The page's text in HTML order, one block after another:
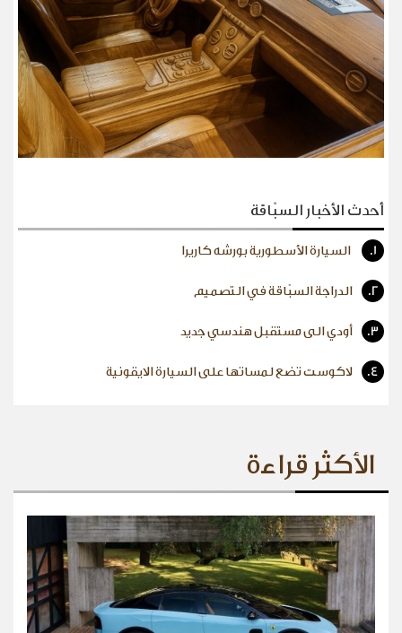
أحدث الأخبار السبّاقة
1. السيارة الأسطورية بورشه كاريرا
2. الدراجة السبّاقة في التصميم
3. أودي الى مستقبل هندسي جديد
4. لاكوست تضع لمساتها على السيارة الايقونية
الأكثر قراءة